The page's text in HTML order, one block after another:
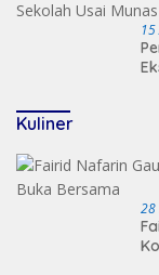
Kuliner
28